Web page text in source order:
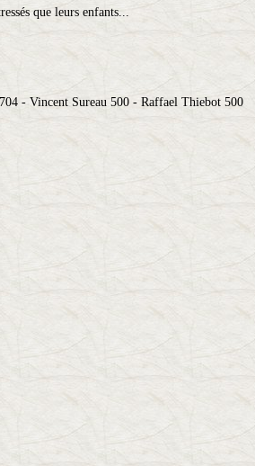
que leurs enfants...
- Vincent Sureau 500 - Raffael Thiebot 500